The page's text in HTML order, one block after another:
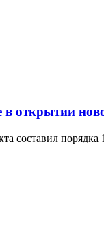
открытии
составил